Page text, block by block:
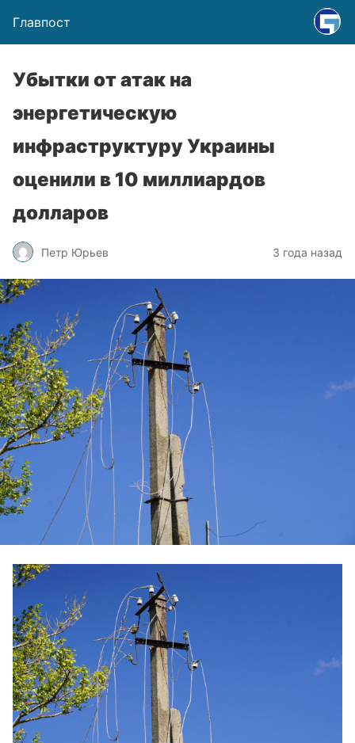
Главпост
Убытки от атак на
энергетическую
инфраструктуру Украины
оценили в 10 миллиардов
долларов
Петр Юрьев 3 года назад